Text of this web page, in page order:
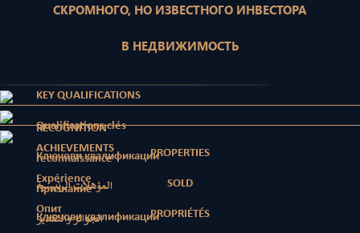
СКРОМНОГО, НО ИЗВЕСТНОГО ИНВЕСТОРА
В НЕДВИЖИМОСТЬ
KEY QUALIFICATIONS
Qualifications clés
Ключови квалификации
المؤهلات الرئيسية
Ключови квалификации
RECOGNITION
reconnaissance
Признание
الجوائز والتقدير
ACHIEVEMENTS
Expérience
Опит
PROPERTIES
SOLD
PROPRIÉTÉS